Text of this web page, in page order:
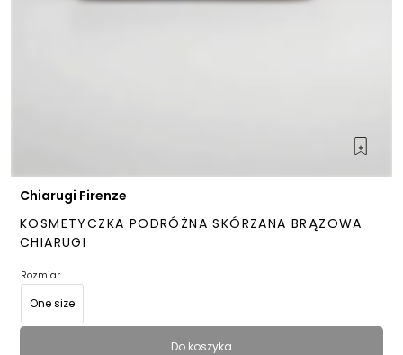
Chiarugi Firenze
KOSMETYCZKA PODRÓŻNA SKÓRZANA BRĄZOWA
CHIARUGI
Rozmiar
One size
Do koszyka